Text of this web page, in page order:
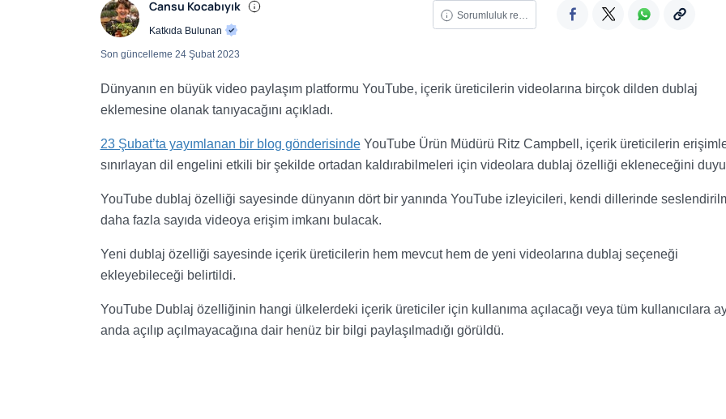
Cansu Kocabıyık
Katkıda Bulunan
Sorumluluk reddi
Son güncelleme 24 Şubat 2023
Dünyanın en büyük video paylaşım platformu YouTube, içerik üreticilerin videolarına birçok dilden dublaj
eklemesine olanak tanıyacağını açıkladı.
23 Şubat’ta yayımlanan bir blog gönderisindeYouTube Ürün Müdürü Ritz Campbell, içerik üreticilerin
sınırlayan dil engelini etkili bir şekilde ortadan kaldırabilmeleri için videolara dublaj özelliği ekleneceğini
YouTube dublaj özelliği sayesinde dünyanın dört bir yanında YouTube izleyicileri, kendi dillerinde
daha fazla sayıda videoya erişim imkanı bulacak.
Yeni dublaj özelliği sayesinde içerik üreticilerin hem mevcut hem de yeni videolarına dublaj seçeneği
ekleyebileceği belirtildi.
YouTube Dublaj özelliğinin hangi ülkelerdeki içerik üreticiler için kullanıma açılacağı veya tüm kullanıcılara
anda açılıp açılmayacağına dair henüz bir bilgi paylaşılmadığı görüldü.